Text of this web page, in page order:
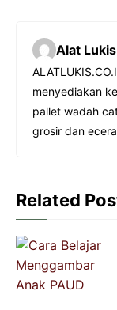
c
e
b
o
o
t
s
A
p
s
e
n
g
r
Alat Lukis
menyediakan
pallet wadah
grosir dan
Related